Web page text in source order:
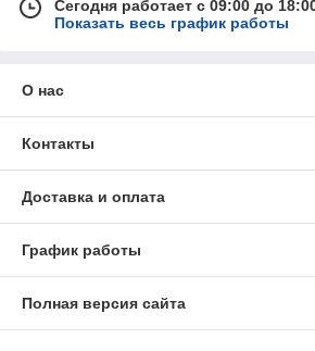
Сегодня работает с 09:00 до
Показать весь график работы
О нас
Контакты
Доставка и оплата
График работы
Полная версия сайта